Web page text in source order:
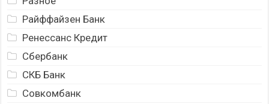
Райффайзен Банк
Ренессанс Кредит
Сбербанк
СКБ Банк
Совкомбанк